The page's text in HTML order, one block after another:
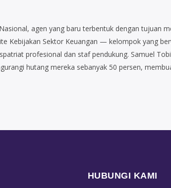
agen yang baru terbentuk dengan tujuan
Kebijakan Sektor Keuangan — kelompok yang
profesional dan staf pendukung. Samuel
hutang mereka sebanyak 50 persen,
HUBUNGI KAMI